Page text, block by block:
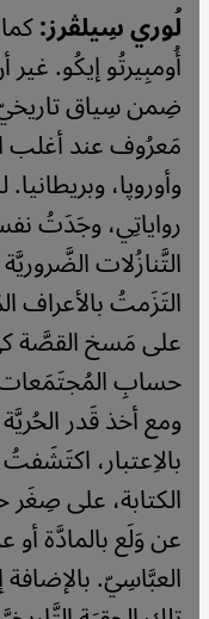
لُوري سِيلڤرز:
أُومبِيرتُو إيكُو.
ضِمن سِياق
مَعرُوف عند أغلب
وأوروپا،
رواياتِي، وجَدَتُ
التَّنازُلات
التَزَمتُ بالأعراف
على مَسخ القصَّة
حسابِ المُجتَمَعات
ومع أخذ قَدر الحُريَّة
بالاِعتبار،
الكتابة، على صِغَر
عن وَلَع بالمادَّة
العبَّاسِيّ.